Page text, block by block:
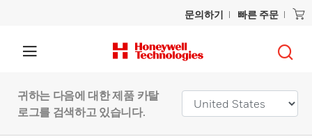
문의하기 빠른 주문
귀하는 다음에 대한 제품 카탈
로그를 검색하고 있습니다.